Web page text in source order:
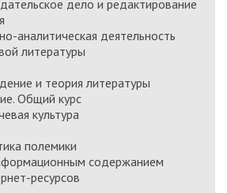
дело и редактирование
аналитическая деятельность
литературы
и теория литературы
Общий курс
культура
полемики
содержанием
ресурсов